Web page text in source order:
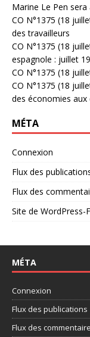
Marine Le Pen
CO N°1375 (18
des travailleurs
CO N°1375 (18
espagnole : juillet
CO N°1375 (18
CO N°1375 (18
des économies aux
MÉTA
Connexion
Flux des
Flux des
Site de WordPress-
MÉTA
Connexion
Flux des publications
Flux des